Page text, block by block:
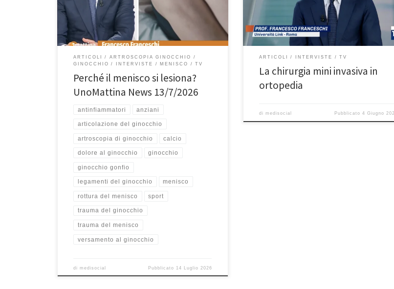
da non sottovalutare e come oggi l’artroscopia
permetta, in molti casi, di preservarlo e tornare più
rapidamente alle proprie attività.Se hai […]
ARTICOLI
ARTROSCOPIA GINOCCHIO
GINOCCHIO
INTERVISTE MENISCO TV
Perché il menisco si lesiona?
UnoMattina News 13/7/2026
antinfiammatori anziani
articolazione del ginocchio
artroscopia di ginocchio calcio
dolore al ginocchio ginocchio
ginocchio gonfio
legamenti del ginocchio menisco
rottura del menisco sport
trauma del ginocchio
trauma del menisco
versamento al ginocchio
dimedisocial Pubblicato 14 Luglio 2026
https://mediasetinfinity.mediaset.it/video/tg5/
e-ore-0800-del-4-giugno_F314202201061701 La
chirurgia dell’ortopedico, come è cambiata negli
ultimi anni? Oggi si parla di mini […]
ARTICOLI INTERVISTE TV
La chirurgia mini invasiva in
ortopedia
dimedisocial Pubblicato 4 Giugno